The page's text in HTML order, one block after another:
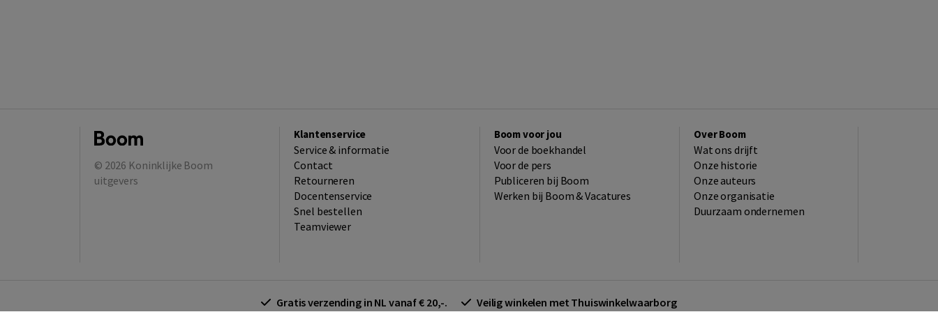
© 2026 Koninklijke Boom
uitgevers
Klantenservice
Service & informatie
Contact
Retourneren
Docentenservice
Snel bestellen
Teamviewer
Boom voor jou
Voor de boekhandel
Voor de pers
Publiceren bij Boom
Werken bij Boom & Vacatures
Over Boom
Wat ons drijft
Onze historie
Onze auteurs
Onze organisatie
Duurzaam ondernemen
Gratis verzending in NL vanaf € 20,-. Veilig winkelen met Thuiswinkelwaarborg